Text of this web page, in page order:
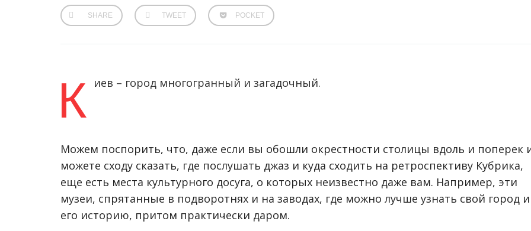
SHARE TWEET POCKET
К иев – город многогранный и загадочный.
Можем поспорить, что, даже если вы обошли окрестности столицы вдоль и поперек
можете сходу сказать, где послушать джаз и куда сходить на ретроспективу Кубрика,
еще есть места культурного досуга, о которых неизвестно даже вам. Например, эти
музеи, спрятанные в подворотнях и на заводах, где можно лучше узнать свой город и
его историю, притом практически даром.